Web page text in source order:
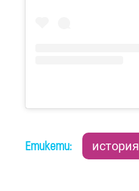
Етикети: история